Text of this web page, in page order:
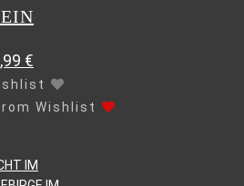
€
Wishlist